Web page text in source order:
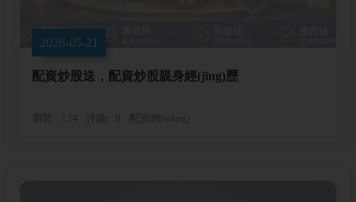
2026-05-21
配資炒股送，配資炒股親身經(jīng)歷
瀏覽 124 評論 0 配資網(wǎng)